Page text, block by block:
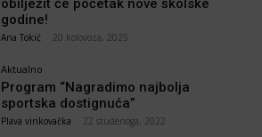
obilježit će početak nove školske
godine!
Ana Tokić 20 kolovoza, 2025
Aktualno
Program “Nagradimo najbolja
sportska dostignuća”
Plava vinkovačka 22 studenoga, 2022